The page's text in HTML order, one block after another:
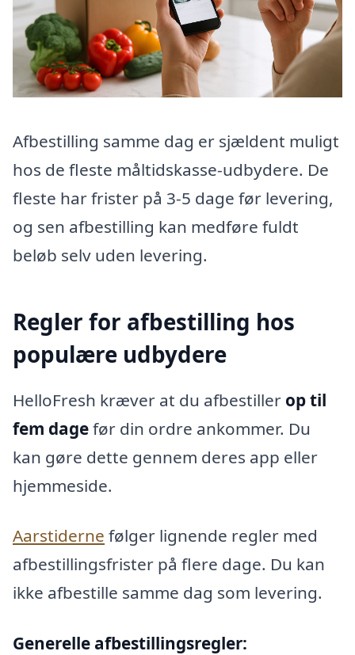
Afbestilling samme dag er sjældent muligt
hos de fleste måltidskasse-udbydere. De
fleste har frister på 3-5 dage før levering,
og sen afbestilling kan medføre fuldt
beløb selv uden levering.
Regler for afbestilling hos
populære udbydere
HelloFresh kræver at du afbestiller op til
fem dagefør din ordre ankommer. Du
kan gøre dette gennem deres app eller
hjemmeside.
Aarstiderne følger lignende regler med
afbestillingsfrister på flere dage. Du kan
ikke afbestille samme dag som levering.
Generelle afbestillingsregler: